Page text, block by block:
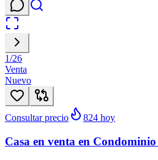
1/26
Venta
Nuevo
Consultar precio 824 hoy
Casa en venta en